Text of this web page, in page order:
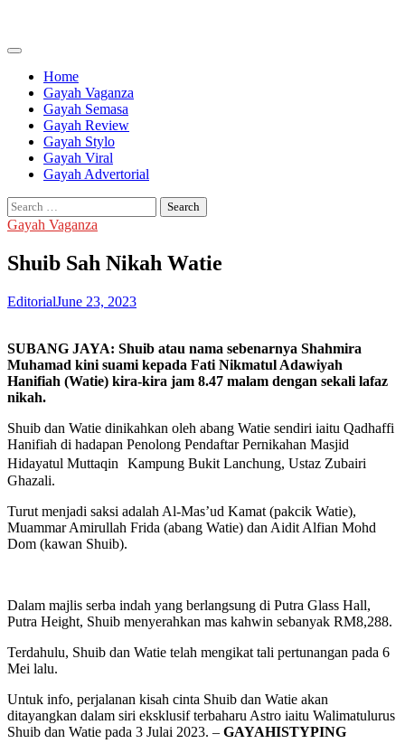
content
Home
Gayah Vaganza
Gayah Semasa
Gayah Review
Gayah Stylo
Gayah Viral
Gayah Advertorial
Search
for:
Gayah Vaganza
Shuib Sah Nikah Watie
EditorialJune 23, 2023
SUBANG JAYA: Shuib atau nama sebenarnya Shahmira
Muhamad kini suami kepada Fati Nikmatul Adawiyah
Hanifiah (Watie) kira-kira jam 8.47 malam dengan sekali lafaz
nikah.
Shuib dan Watie dinikahkan oleh abang Watie sendiri iaitu Qadhaffi
Hanifiah di hadapan Penolong Pendaftar Pernikahan Masjid
Hidayatul Muttaqin Kampung Bukit Lanchung, Ustaz Zubairi
Ghazali.
Turut menjadi saksi adalah Al-Mas’ud Kamat (pakcik Watie),
Muammar Amirullah Frida (abang Watie) dan Aidit Alfian Mohd
Dom (kawan Shuib).
Dalam majlis serba indah yang berlangsung di Putra Glass Hall,
Putra Height, Shuib menyerahkan mas kahwin sebanyak RM8,288.
Terdahulu, Shuib dan Watie telah mengikat tali pertunangan pada 6
Mei lalu.
Untuk info, perjalanan kisah cinta Shuib dan Watie akan
ditayangkan dalam siri eksklusif terbaharu Astro iaitu Walimatulurus
Shuib dan Watie pada 3 Julai 2023. – GAYAHISTYPING